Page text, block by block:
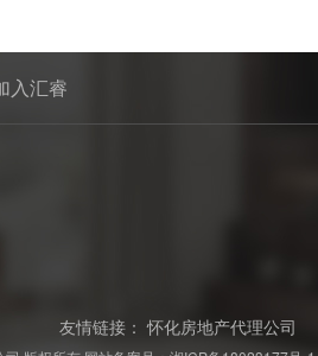
入汇睿
友情链接：怀化房地产代理公司